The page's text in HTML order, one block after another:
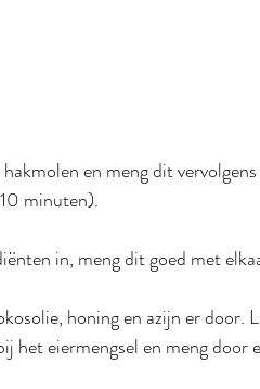
en meng dit
minuten).
in, meng dit goed met
honing en azijn er door.
het eiermengsel en meng door